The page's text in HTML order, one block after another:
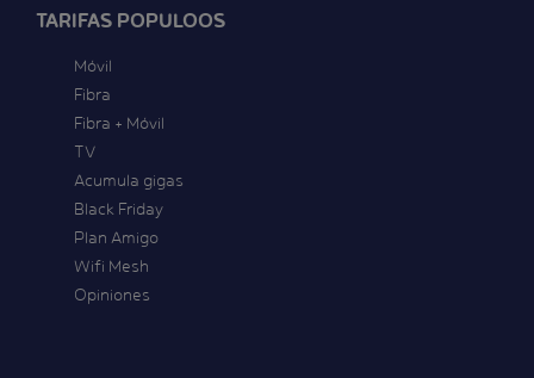
TARIFAS POPULOOS
Móvil
Fibra
Fibra + Móvil
TV
Acumula gigas
Black Friday
Plan Amigo
Wifi Mesh
Opiniones